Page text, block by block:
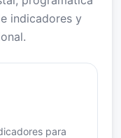
indicadores y
para